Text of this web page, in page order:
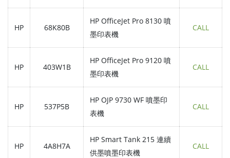
HP 68K80B
HP OfficeJet Pro 8130 噴
墨印表機
CALL
HP 403W1B
HP OfficeJet Pro 9120 噴
墨印表機
CALL
HP 537P5B
HP OJP 9730 WF 噴墨印
表機
CALL
HP 4A8H7A
HP Smart Tank 215 連續
供墨噴墨印表機
CALL